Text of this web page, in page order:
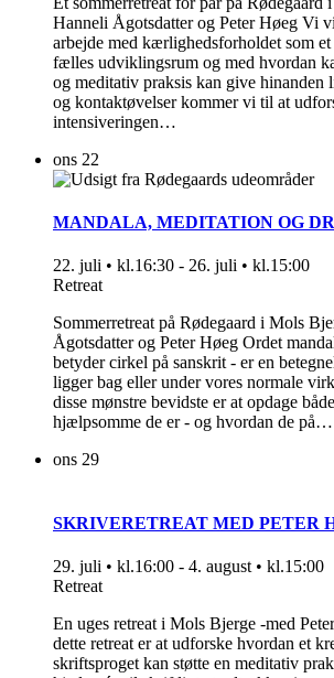
Hanneli Ågotsdatter og Peter Høeg Vi
arbejde med kærlighedsforholdet som
fælles udviklingsrum og med hvordan
og meditativ praksis kan give hinanden
og kontaktøvelser kommer vi til at
intensiveringen…
ons 22
MANDALA, MEDITATION OG
22. juli • kl.16:30 - 26. juli • kl.15:00
Retreat
Sommerretreat på Rødegaard i Mols
Ågotsdatter og Peter Høeg Ordet
betyder cirkel på sanskrit - er en
ligger bag eller under vores normale
disse mønstre bevidste er at opdage
hjælpsomme de er - og hvordan de på…
ons 29
SKRIVERETREAT MED PETER
29. juli • kl.16:00 - 4. august • kl.15:00
Retreat
En uges retreat i Mols Bjerge -med
dette retreat er at udforske hvordan et
skriftsproget kan støtte en meditativ